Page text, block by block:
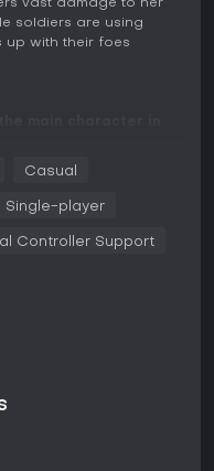
vast damage to her
soldiers are using
up with their foes
Casual
Single-player
Controller Support